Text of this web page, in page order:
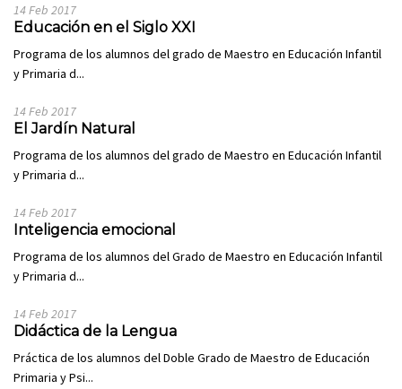
14 Feb 2017
Educación en el Siglo XXI
Programa de los alumnos del grado de Maestro en Educación Infantil
y Primaria d...
14 Feb 2017
El Jardín Natural
Programa de los alumnos del grado de Maestro en Educación Infantil
y Primaria d...
14 Feb 2017
Inteligencia emocional
Programa de los alumnos del Grado de Maestro en Educación Infantil
y Primaria d...
14 Feb 2017
Didáctica de la Lengua
Práctica de los alumnos del Doble Grado de Maestro de Educación
Primaria y Psi...